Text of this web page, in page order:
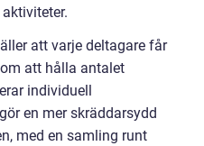
att varje deltagare får
att hålla antalet
individuell
en mer skräddarsydd
med en samling runt